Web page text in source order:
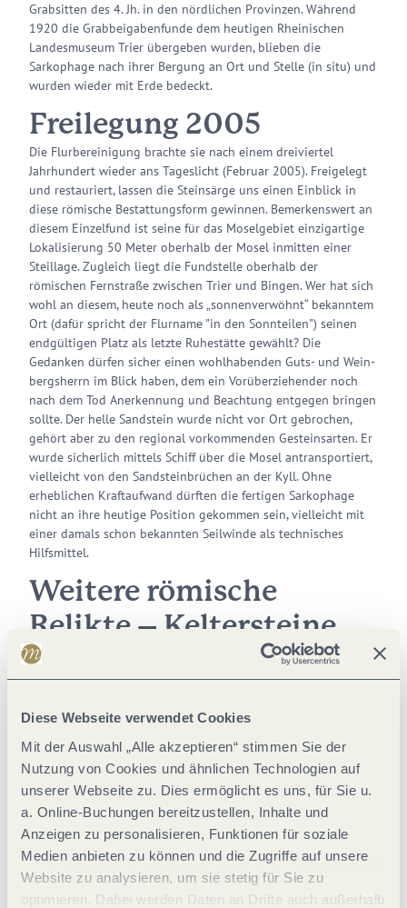
Diese Webseite verwendet Cookies
Mit der Auswahl „Alle akzeptieren“ stimmen Sie der
Nutzung von Cookies und ähnlichen Technologien auf
unserer Webseite zu. Dies ermöglicht es uns, für Sie u.
a. Online-Buchungen bereitzustellen, Inhalte und
Anzeigen zu personalisieren, Funktionen für soziale
Medien anbieten zu können und die Zugriffe auf unsere
Website zu analysieren, um sie stetig für Sie zu
optimieren. Dabei werden Daten an Dritte auch außerhalb
Grabsitten des 4. Jh. in den nördlichen Provinzen. Während
1920 die Grabbeigabenfunde dem heutigen Rheinischen
Landesmuseum Trier übergeben wurden, blieben die
Sarkophage nach ihrer Bergung an Ort und Stelle (in situ) und
wurden wieder mit Erde bedeckt.
Freilegung 2005
Die Flurbereinigung brachte sie nach einem dreiviertel
Jahrhundert wieder ans Tageslicht (Februar 2005). Freigelegt
und restauriert, lassen die Steinsärge uns einen Einblick in
diese römische Bestattungsform gewinnen. Bemerkenswert an
diesem Einzelfund ist seine für das Moselgebiet einzigartige
Lokalisierung 50 Meter oberhalb der Mosel inmitten einer
Steillage. Zugleich liegt die Fundstelle oberhalb der
römischen Fernstraße zwischen Trier und Bingen. Wer hat sich
wohl an diesem, heute noch als „sonnenverwöhnt“ bekanntem
Ort (dafür spricht der Flurname "in den Sonnteilen") seinen
endgültigen Platz als letzte Ruhestätte gewählt? Die
Gedanken dürfen sicher einen wohlhabenden Guts- und Wein-
bergsherrn im Blick haben, dem ein Vorüberziehender noch
nach dem Tod Anerkennung und Beachtung entgegen bringen
sollte. Der helle Sandstein wurde nicht vor Ort gebrochen,
gehört aber zu den regional vorkommenden Gesteinsarten. Er
wurde sicherlich mittels Schiff über die Mosel antransportiert,
vielleicht von den Sandsteinbrüchen an der Kyll. Ohne
erheblichen Kraftaufwand dürften die fertigen Sarkophage
nicht an ihre heutige Position gekommen sein, vielleicht mit
einer damals schon bekannten Seilwinde als technisches
Hilfsmittel.
Weitere römische
Relikte – Keltersteine
als Spolien
der eine als Basis für das Friedhofskreuz (1643), der andere als
Träger des Bildstockes in der Laurentiusstraße 8 (1654). Weder
im über Jahrhunderte überbauten Ortsbereich noch im Bereich
der Trittenheimer Moselschleife lassen sich bislang römische
Siedlungsstrukturen nachweisen, während flussaufwärts eine
römische Villa für Leiwen und flussabwärts das
konstantinische Kastell Noviomagus Treverorum zu finden
sind. Dabei lässt sich am Kelterstein auf dem Trittenheimer
Friedhof noch das Relief eines Togatus, also eines mit einer
Toga bekleideten Mannes erkennen, ein Hinweis auf die